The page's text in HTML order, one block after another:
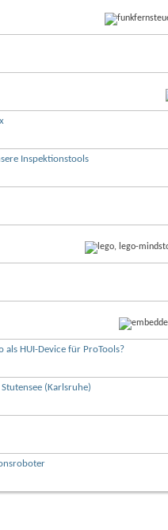
Inspektionstools
HUI-Device für ProTools?
(Karlsruhe)